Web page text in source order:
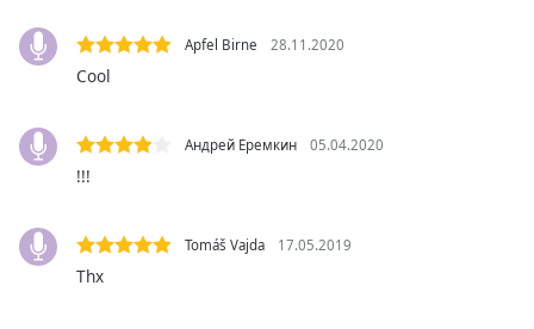
off
,
selected
Track
Fullscreen
Apfel Birne 28.11.2020
Cool
Андрей Еремкин 05.04.2020
!!!
Tomáš Vajda 17.05.2019
Thx